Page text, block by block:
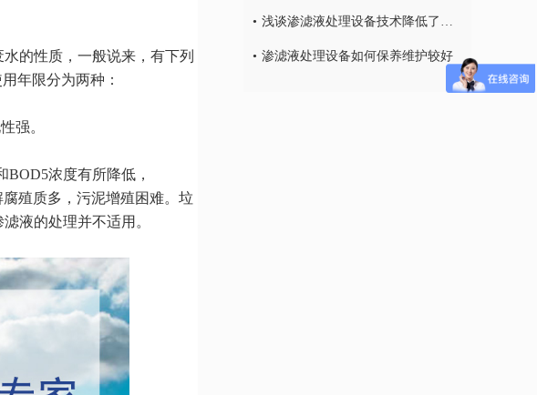
的性质，一般说来，有下列
年限分为两种：
强。
浓度有所降低，
殖质多，污泥增殖困难。垃
液的处理并不适用。
浅谈渗滤液处理设备技术降低了环境的二次污染
渗滤液处理设备如何保养维护较好